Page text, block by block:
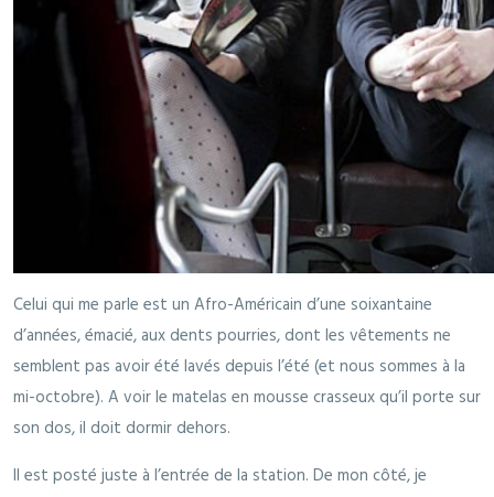
Celui qui me parle est un Afro-Américain d’une soixantaine
d’années, émacié, aux dents pourries, dont les vêtements ne
semblent pas avoir été lavés depuis l’été (et nous sommes à la
mi-octobre). A voir le matelas en mousse crasseux qu’il porte sur
son dos, il doit dormir dehors.
Il est posté juste à l’entrée de la station. De mon côté, je